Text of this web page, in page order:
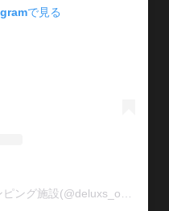
で見る